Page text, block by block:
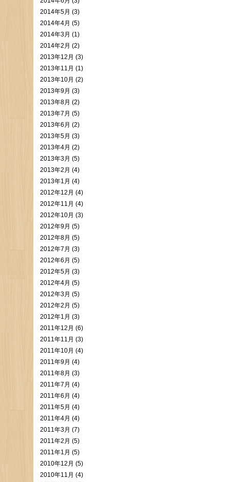
2014年5月 (3)
2014年4月 (5)
2014年3月 (1)
2014年2月 (2)
2013年12月 (3)
2013年11月 (1)
2013年10月 (2)
2013年9月 (3)
2013年8月 (2)
2013年7月 (5)
2013年6月 (2)
2013年5月 (3)
2013年4月 (2)
2013年3月 (5)
2013年2月 (4)
2013年1月 (4)
2012年12月 (4)
2012年11月 (4)
2012年10月 (3)
2012年9月 (5)
2012年8月 (5)
2012年7月 (3)
2012年6月 (5)
2012年5月 (3)
2012年4月 (5)
2012年3月 (5)
2012年2月 (5)
2012年1月 (3)
2011年12月 (6)
2011年11月 (3)
2011年10月 (4)
2011年9月 (4)
2011年8月 (3)
2011年7月 (4)
2011年6月 (4)
2011年5月 (4)
2011年4月 (4)
2011年3月 (7)
2011年2月 (5)
2011年1月 (5)
2010年12月 (5)
2010年11月 (4)